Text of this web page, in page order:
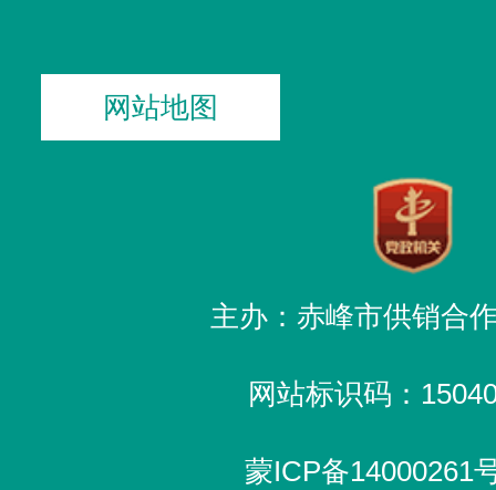
网站地图
主办：赤峰市供销合
网站标识码：
蒙ICP备14000261